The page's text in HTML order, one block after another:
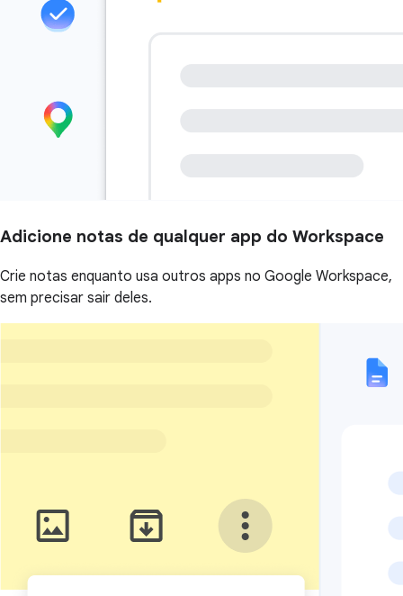
Adicione notas de qualquer app do Workspace
Crie notas enquanto usa outros apps no Google Workspace,
sem precisar sair deles.